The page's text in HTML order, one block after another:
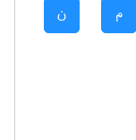
م ن